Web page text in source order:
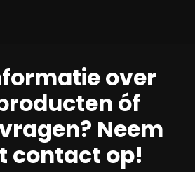
over
óf
Neem
contact op!